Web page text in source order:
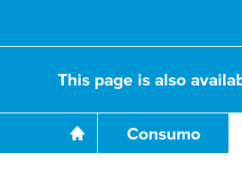
This page is also
Consumo